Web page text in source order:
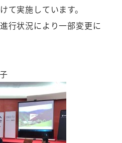
実施しています。
行状況により一部変更に